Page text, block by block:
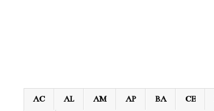
AC AL AM AP BA CE